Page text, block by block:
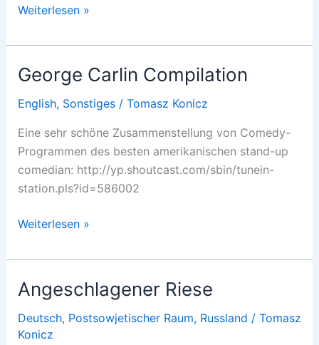
Lobby
Klimaschutz
Weiterlesen »
George Carlin Compilation
English, Sonstiges/ Tomasz Konicz
Eine sehr schöne Zusammenstellung von Comedy-
Programmen des besten amerikanischen stand-up
comedian: http://yp.shoutcast.com/sbin/tunein-
station.pls?id=586002
George
Compilation
Weiterlesen »
Angeschlagener Riese
Deutsch, Postsowjetischer Raum, Russland / Tomasz
Konicz